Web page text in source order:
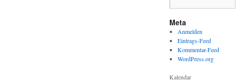
Meta
Anmelden
Eintrags-Feed
Kommentar-Feed
WordPress.org
Kalendar